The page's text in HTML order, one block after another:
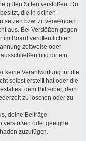
guten Sitten verstoßen. Du
die in deinen
setzen bzw. zu verwenden.
aus. Bei Verstößen gegen
im Board veröffentlichten
zeitweise oder
und dir ein
keine Verantwortung für die
selbst erstellt hat oder die
dem Betreiber, dein
zu löschen oder zu
deine Beiträge
verstoßen oder geeignet
zuzufügen.